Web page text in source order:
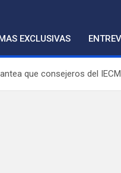
EXCLUSIVAS
que consejeros del